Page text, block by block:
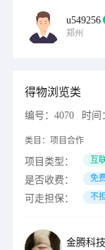
u549256
郑州
得物浏览类
编号： 4070 时间
类目： 项目合作
项目类型： 互
是否收费： 免
可走担保： 不
金腾科技